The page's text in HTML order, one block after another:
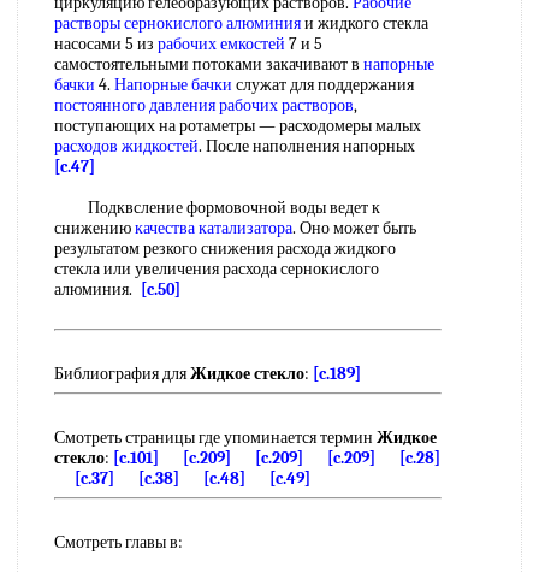
растворы сернокислого алюминияи жидкого стекла
насосами 5 из рабочих емкостей 7 и 5
самостоятельными потоками закачивают в напорные
бачки 4. Напорные бачки служат для поддержания
постоянного давлениярабочих растворов,
поступающих на ротаметры — расходомеры малых
расходов жидкостей. После наполнения напорных
[c.47]
Подквсление формовочной воды ведет к
снижениюкачества катализатора. Оно может быть
результатом резкого снижения расхода жидкого
стекла или увеличения расхода сернокислого
алюминия.
[c.50]
Библиография дляЖидкое стекло: [c.189]
Смотреть страницы где упоминается термин Жидкое
стекло: [c.101] [c.209] [c.209] [c.209]
[c.28]
[c.37]
[c.38] [c.48] [c.49]
Смотреть главы в: